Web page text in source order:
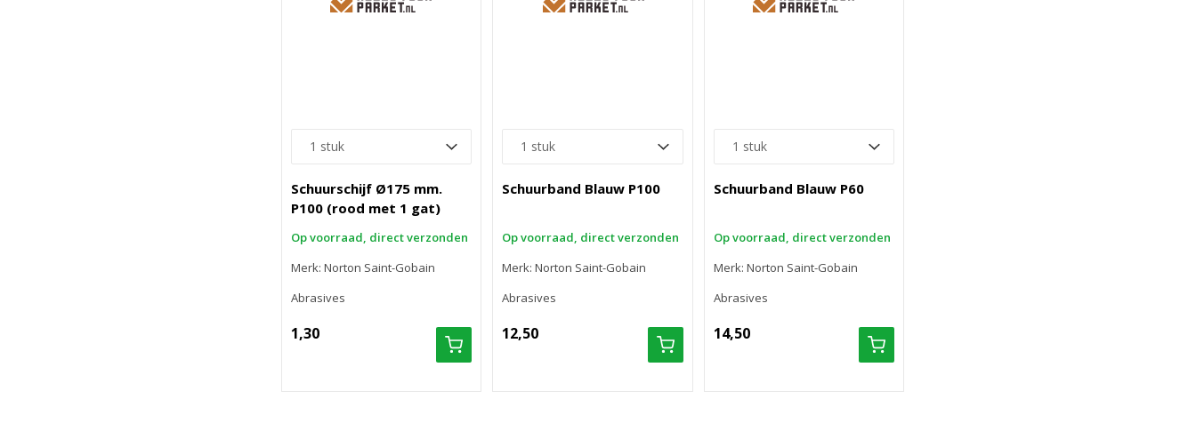
Schuurschijf Ø175 mm.
P100 (rood met 1 gat)
Op voorraad, direct verzonden
Merk: Norton Saint-Gobain
Abrasives
1,30
Schuurband Blauw P100
Op voorraad, direct verzonden
Merk: Norton Saint-Gobain
Abrasives
12,50
Schuurband Blauw P60
Op voorraad, direct verzonden
Merk: Norton Saint-Gobain
Abrasives
14,50